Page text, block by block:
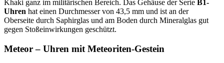
Khaki ganz im militärischen Bereich. Das Gehäuse der Serie B1-
Uhren hat einen Durchmesser von 43,5 mm und ist an der
Oberseite durch Saphirglas und am Boden durch Mineralglas gut
gegen Stoßeinwirkungen geschützt.
Meteor – Uhren mit Meteoriten-Gestein